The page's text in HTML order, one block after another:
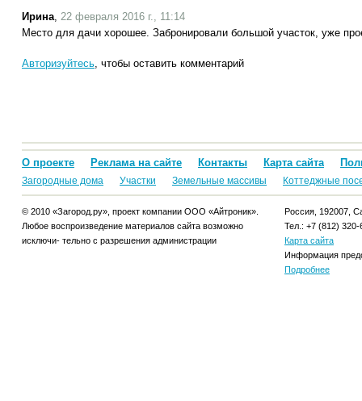
Ирина, 22 февраля 2016 г., 11:14
Место для дачи хорошее. Забронировали большой участок, уже
Авторизуйтесь, чтобы оставить комментарий
О проекте Реклама на сайте Контакты Карта сайта
Загородные дома Участки Земельные массивы Коттеджные
© 2010 «Загород.ру», проект компании ООО «Айтроник».
Любое воспроизведение материалов сайта возможно
исключи- тельно с разрешения администрации
Россия, 192007,
Тел.: +7 (812) 320-
Карта сайта
Информация
Подробнее